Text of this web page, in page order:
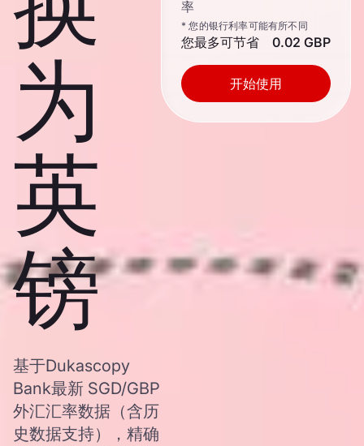
为
英
镑
基于Dukascopy
Bank最新 SGD/GBP
外汇汇率数据（含历
史数据支持），精确
率
* 您的银行利率可能有所不同
您最多可节省 0.02 GBP
开始使用